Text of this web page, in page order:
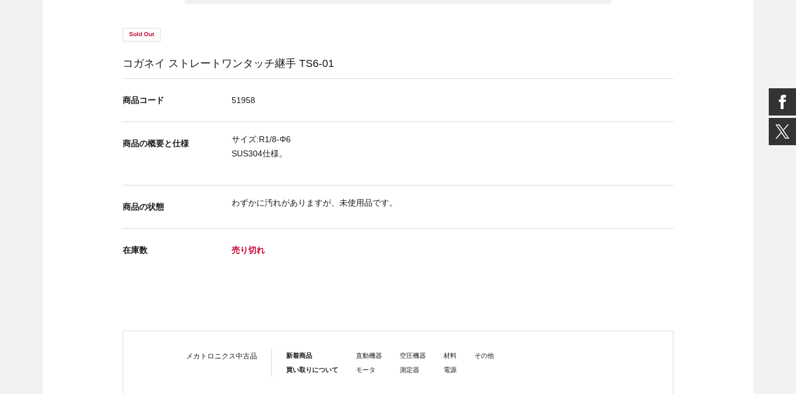
Sold Out
コガネイ ストレートワンタッチ継手 TS6-01
商品コード 51958
商品の概要と仕様
サイズ:R1/8-Φ6
SUS304仕様。
商品の状態 わずかに汚れがありますが、未使用品です。
在庫数 売り切れ
メカトロニクス中古品
新着商品
買い取りについて
直動機器
モータ
空圧機器
測定器
材料
電源
その他